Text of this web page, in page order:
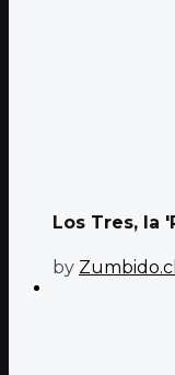
Los Tres, la
by Zumbido.cl